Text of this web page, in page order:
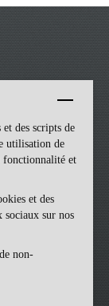
des scripts de
utilisation de
fonctionnalité et
et des
sociaux sur nos
non-